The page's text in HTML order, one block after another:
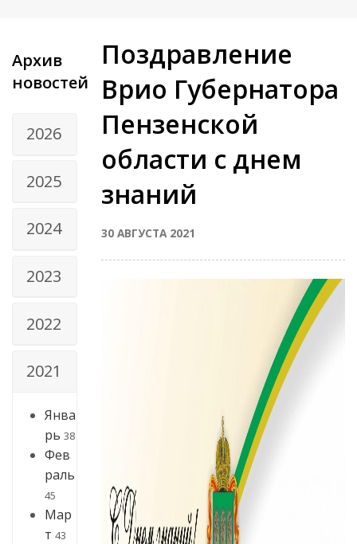
Архив
новостей
2026
2025
2024
2023
2022
2021
Янва
рь 38
Фев
раль
45
Мар
т 43
Поздравление
Врио Губернатора
Пензенской
области с днем
знаний
30 АВГУСТА 2021